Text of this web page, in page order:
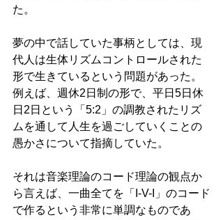
た。
夢の中で話していた事柄としては、現
代人は生体リズムコントロールされた
形で生きているという問題があった。
例えば、週休2日制の形で、平日5日休
日2日という「5:2」の調教されたリズ
ムを通して人生を過ごしていくことの
愚かさについて指摘していた。
それは音楽理論のコード理論の観点か
ら言えば、一曲全てを「I-V-I」のコード
で作るという非常に単調なものであ